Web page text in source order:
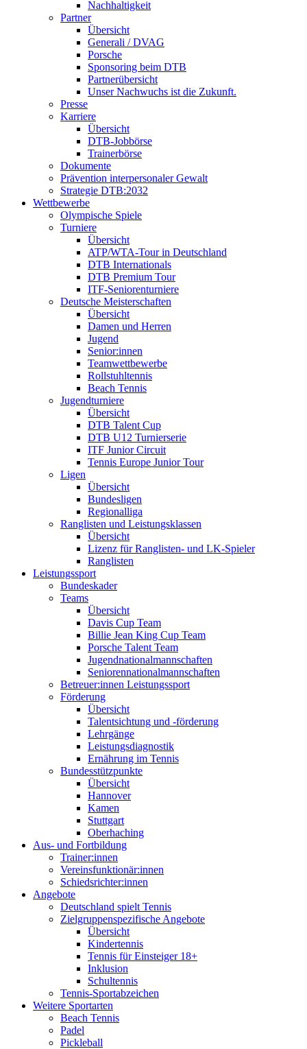
Nachhaltigkeit
Partner
Übersicht
Generali / DVAG
Porsche
Sponsoring beim DTB
Partnerübersicht
Unser Nachwuchs ist die Zukunft.
Presse
Karriere
Übersicht
DTB-Jobbörse
Trainerbörse
Dokumente
Prävention interpersonaler Gewalt
Strategie DTB:2032
Wettbewerbe
Olympische Spiele
Turniere
Übersicht
ATP/WTA-Tour in Deutschland
DTB Internationals
DTB Premium Tour
ITF-Seniorenturniere
Deutsche Meisterschaften
Übersicht
Damen und Herren
Jugend
Senior:innen
Teamwettbewerbe
Rollstuhltennis
Beach Tennis
Jugendturniere
Übersicht
DTB Talent Cup
DTB U12 Turnierserie
ITF Junior Circuit
Tennis Europe Junior Tour
Ligen
Übersicht
Bundesligen
Regionalliga
Ranglisten und Leistungsklassen
Übersicht
Lizenz für Ranglisten- und LK-Spieler
Ranglisten
Leistungssport
Bundeskader
Teams
Übersicht
Davis Cup Team
Billie Jean King Cup Team
Porsche Talent Team
Jugendnationalmannschaften
Seniorennationalmannschaften
Betreuer:innen Leistungssport
Förderung
Übersicht
Talentsichtung und -förderung
Lehrgänge
Leistungsdiagnostik
Ernährung im Tennis
Bundesstützpunkte
Übersicht
Hannover
Kamen
Stuttgart
Oberhaching
Aus- und Fortbildung
Trainer:innen
Vereinsfunktionär:innen
Schiedsrichter:innen
Angebote
Deutschland spielt Tennis
Zielgruppenspezifische Angebote
Übersicht
Kindertennis
Tennis für Einsteiger 18+
Inklusion
Schultennis
Tennis-Sportabzeichen
Weitere Sportarten
Beach Tennis
Padel
Pickleball